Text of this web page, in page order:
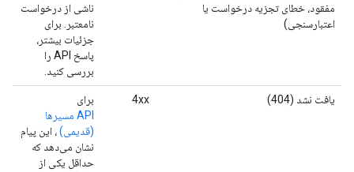
مفقود، خطای تجزیه درخواست یا
اعتبارسنجی)
ناشی از درخواست
نامعتبر. برای
جزئیات بیشتر،
پاسخ API را
بررسی کنید.
یافت نشد (404) 4xx
برای
API مسیرها
(قدیمی)، این پیام
نشان می‌دهد که
حداقل یکی از